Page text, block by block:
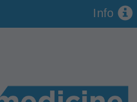
Info